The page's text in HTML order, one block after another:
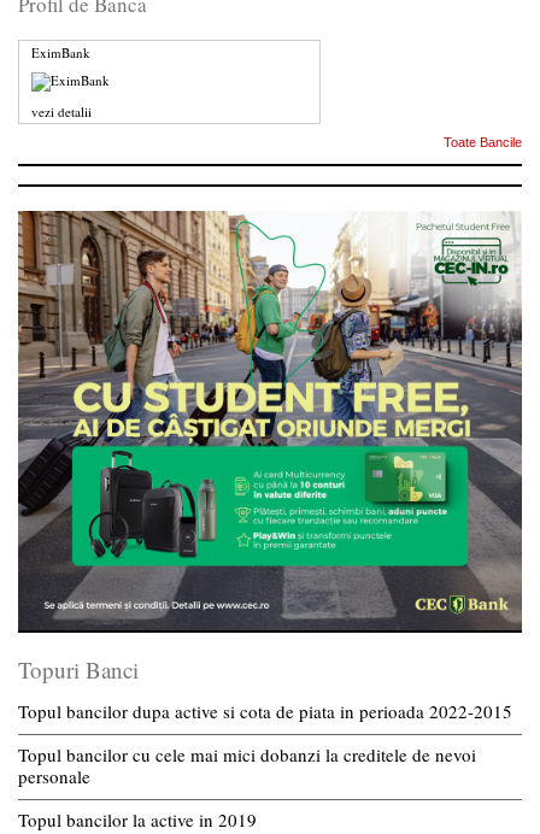
EximBank
vezi detalii
Toate Bancile
Topuri Banci
Topul bancilor dupa active si cota de piata in perioada 2022-2015
Topul bancilor cu cele mai mici dobanzi la creditele de nevoi
personale
Topul bancilor la active in 2019